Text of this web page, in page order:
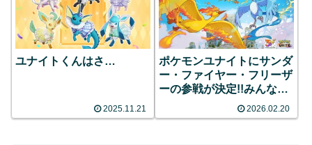
ユナイトくんはさ…
2025.11.21
ポケモンユナイトにサンダ
ー・ファイヤー・フリーザ
ーの参戦が決定!!みんなの
2026.02.20